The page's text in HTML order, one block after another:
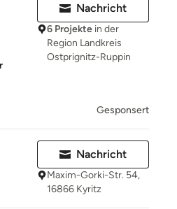
Nachricht
6 Projekte in der
Region Landkreis
Ostprignitz-Ruppin
Gesponsert
Nachricht
Maxim-Gorki-Str. 54,
16866 Kyritz